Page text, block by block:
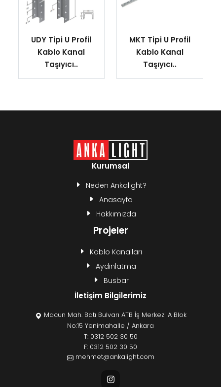
UDY Tipi U Profil
Kablo Kanal
Taşıyıcı..
MKT Tipi U Profil
Kablo Kanal
Taşıyıcı..
Kurumsal
Neden Ankalight?
Anasayfa
Hakkımızda
Projeler
Kablo Kanalları
Aydınlatma
Busbar
İletişim Bilgilerimiz
Macun Mah. Batı Bulvarı ATB İş Merkezi A Blok
No:15 Yenimahalle / Ankara
T: 0312 502 30 50
F: 0312 502 30 50
mehmet@ankalight.com